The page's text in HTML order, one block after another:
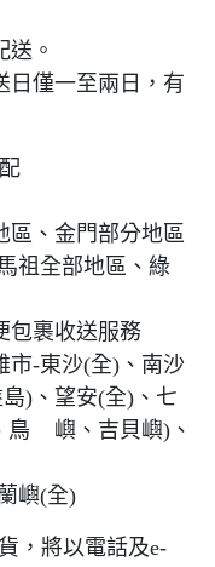
。
僅一至兩日，有
、金門部分地區
祖全部地區、綠
裹收送服務
-東沙(全)、南沙
)、望安(全)、七
鳥 嶼、吉貝嶼)、
嶼(全)
，將以電話及e-